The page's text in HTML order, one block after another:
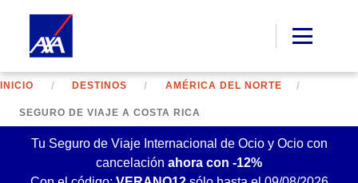
INICIO DESTINOS AMÉRICA DEL NORTE
SEGURO DE VIAJE A COSTA RICA
Tu Seguro de Viaje Internacional de Ocio y Ocio con
cancelación ahora con -12%